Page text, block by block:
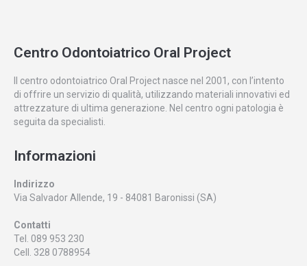
Centro Odontoiatrico Oral Project
Il centro odontoiatrico Oral Project nasce nel 2001, con l’intento
di offrire un servizio di qualità, utilizzando materiali innovativi ed
attrezzature di ultima generazione. Nel centro ogni patologia è
seguita da specialisti.
Informazioni
Indirizzo
Via Salvador Allende, 19 - 84081 Baronissi (SA)
Contatti
Tel. 089 953 230
Cell. 328 0788954